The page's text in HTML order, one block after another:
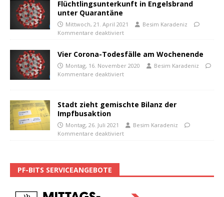
Flüchtlingsunterkunft in Engelsbrand
unter Quarantäne
Mittwoch, 21. April 2021
Besim Karadeniz
Kommentare deaktiviert
Vier Corona-Todesfälle am Wochenende
Montag, 16. November 2020
Besim Karadeniz
Kommentare deaktiviert
Stadt zieht gemischte Bilanz der
Impfbusaktion
Montag, 26. Juli 2021
Besim Karadeniz
Kommentare deaktiviert
PF-BITS SERVICEANGEBOTE